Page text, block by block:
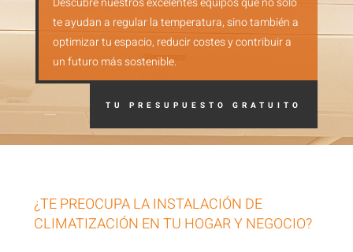
te ayudan a regular la temperatura, sino también a
optimizar tu espacio, reducir costes y contribuir a
un futuro más sostenible.
TU PRESUPUESTO GRATUITO
¿TE PREOCUPA LA INSTALACIÓN DE
CLIMATIZACIÓN EN TU HOGAR Y NEGOCIO?